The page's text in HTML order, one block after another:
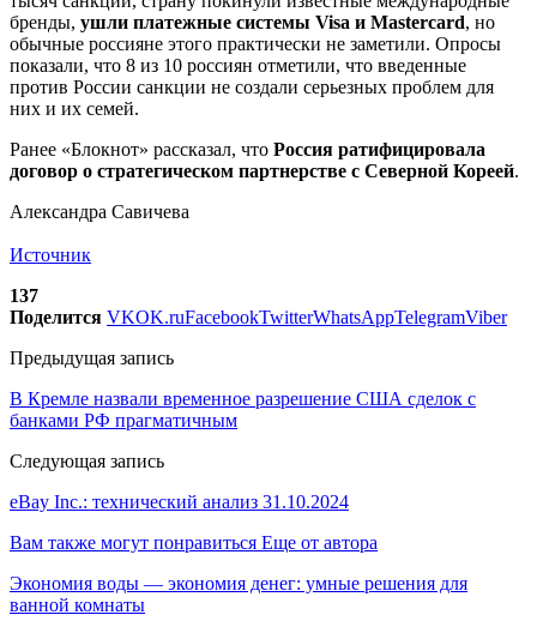
бренды, ушли платежные системы Visa и Mastercard, но
обычные россияне этого практически не заметили. Опросы
показали, что 8 из 10 россиян отметили, что введенные
против России санкции не создали серьезных проблем для
них и их семей.
Ранее «Блокнот» рассказал, что Россия ратифицировала
договор о стратегическом партнерстве с Северной Кореей.
Александра Савичева
Источник
137
Поделится VKOK.ruFacebookTwitterWhatsAppTelegramViber
Предыдущая запись
В Кремле назвали временное разрешение США сделок с
банками РФ прагматичным
Следующая запись
eBay Inc.: технический анализ 31.10.2024
Вам также могут понравиться Еще от автора
Экономия воды — экономия денег: умные решения для
ванной комнаты